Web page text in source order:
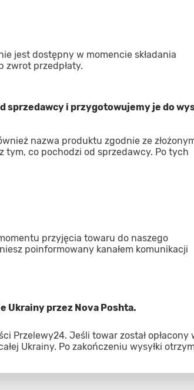
jest dostępny w momencie składania
zwrot przedpłaty.
sprzedawcy i przygotowujemy je do
nazwa produktu zgodnie ze
tym, co pochodzi od sprzedawcy. Po tych
przyjęcia towaru do naszego
poinformowany kanałem komunikacji
Ukrainy przez Nova Poshta.
Przelewy24. Jeśli towar został opłacony
Ukrainy. Po zakończeniu wysyłki